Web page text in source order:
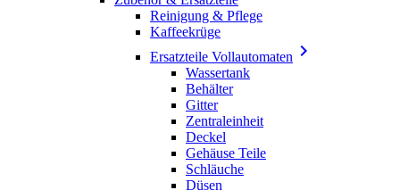
Reinigung & Pflege
Kaffeekrüge
Ersatzteile Vollautomaten 
Wassertank
Behälter
Gitter
Zentraleinheit
Deckel
Gehäuse Teile
Schläuche
Düsen